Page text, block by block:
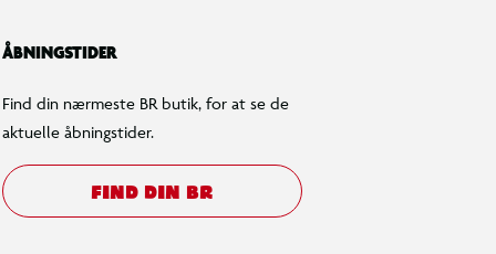
ÅBNINGSTIDER
Find din nærmeste BR butik, for at se de
aktuelle åbningstider.
FIND DIN BR